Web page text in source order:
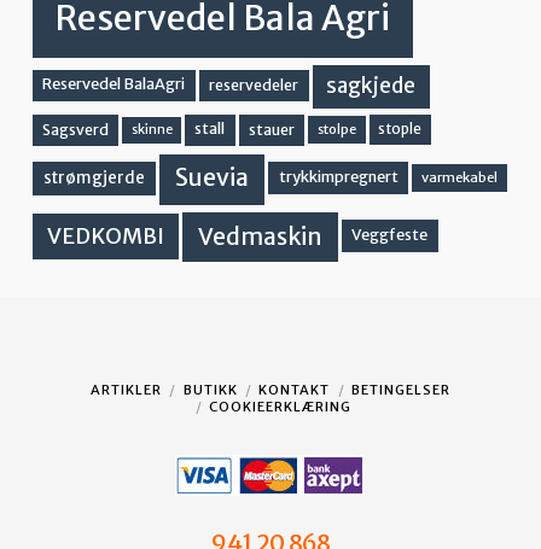
Reservedel Bala Agri
Reservedel BalaAgri reservedeler sagkjede
Sagsverd skinne stall stauer stolpe stople
strømgjerde Suevia trykkimpregnert varmekabel
VEDKOMBI Vedmaskin Veggfeste
ARTIKLER BUTIKK KONTAKT
BETINGELSER
COOKIEERKLÆRING
941 20 868